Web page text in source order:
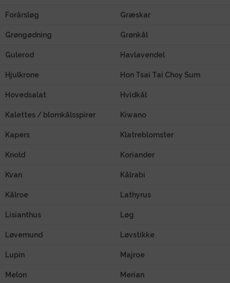
Forårsløg Græskar
Grøngødning Grønkål
Gulerod Havlavendel
Hjulkrone Hon Tsai Tai Choy Sum
Hovedsalat Hvidkål
Kalettes / blomkålsspirer Kiwano
Kapers Klatreblomster
Knold Koriander
Kvan Kålrabi
Kålroe Lathyrus
Lisianthus Løg
Løvemund Løvstikke
Lupin Majroe
Melon Merian